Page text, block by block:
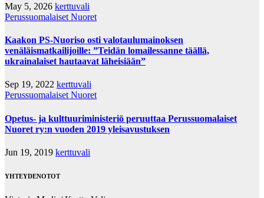
May 5, 2026 kerttuvali
Perussuomalaiset Nuoret
Kaakon PS-Nuoriso osti valotaulumainoksen
venäläismatkailijoille: ”Teidän lomailessanne täällä,
ukrainalaiset hautaavat läheisiään”
Sep 19, 2022 kerttuvali
Perussuomalaiset Nuoret
Opetus- ja kulttuuriministeriö peruuttaa Perussuomalaiset
Nuoret ry:n vuoden 2019 yleisavustuksen
Jun 19, 2019 kerttuvali
YHTEYDENOTOT